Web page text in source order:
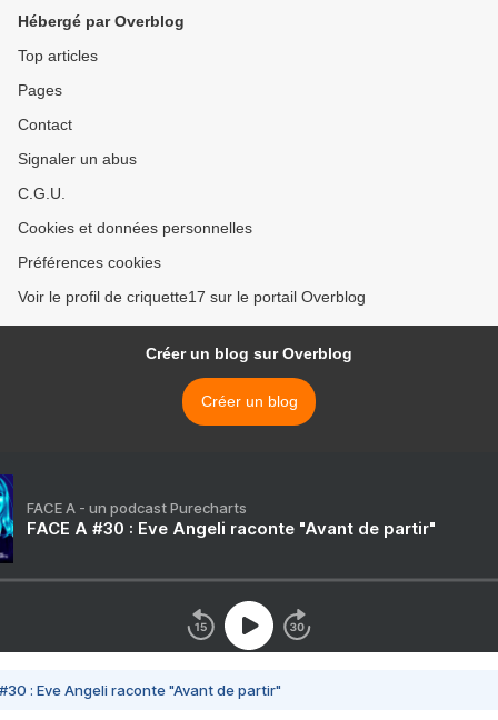
Hébergé par Overblog
Top articles
Pages
Contact
Signaler un abus
C.G.U.
Cookies et données personnelles
Préférences cookies
Voir le profil de criquette17 sur le portail Overblog
Créer un blog sur Overblog
Créer un blog
FACE A - un podcast Purecharts
FACE A #30 : Eve Angeli raconte "Avant de partir"
#30 : Eve Angeli raconte "Avant de partir"